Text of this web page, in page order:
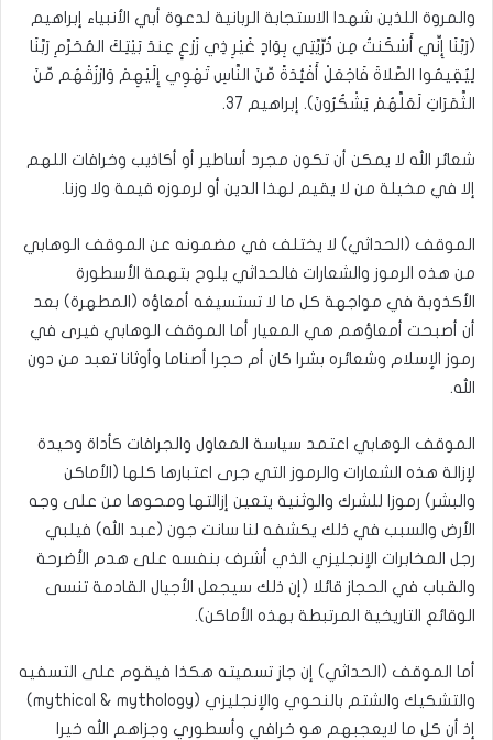
والمروة اللذين شهدا الاستجابة الربانية لدعوة أبي الأنبياء إبراهيم
(رَبَّنَا إِنِّي أَسْكَنتُ مِن ذُرِّيَّتِي بِوَادٍ غَيْرِ ذِي زَرْعٍ عِندَ بَيْتِكَ المُحَرَّمِ رَبَّنَا
لِيُقِيمُوا الصَّلاةَ فَاجْعَلْ أَفْئِدَةً مِّنَ النَّاسِ تَهْوِي إِلَيْهِمْ وَارْزُقْهُم مِّنَ
الثَّمَرَاتِ لَعَلَّهُمْ يَشْكُرُونَ). إبراهيم 37.
شعائر الله لا يمكن أن تكون مجرد أساطير أو أكاذيب وخرافات اللهم
إلا في مخيلة من لا يقيم لهذا الدين أو لرموزه قيمة ولا وزنا.
الموقف (الحداثي) لا يختلف في مضمونه عن الموقف الوهابي
من هذه الرموز والشعارات فالحداثي يلوح بتهمة الأسطورة
الأكذوبة في مواجهة كل ما لا تستسيغه أمعاؤه (المطهرة) بعد
أن أصبحت أمعاؤهم هي المعيار أما الموقف الوهابي فيرى في
رموز الإسلام وشعائره بشرا كان أم حجرا أصناما وأوثانا تعبد من دون
الله.
الموقف الوهابي اعتمد سياسة المعاول والجرافات كأداة وحيدة
لإزالة هذه الشعارات والرموز التي جرى اعتبارها كلها (الأماكن
والبشر) رموزا للشرك والوثنية يتعين إزالتها ومحوها من على وجه
الأرض والسبب في ذلك يكشفه لنا سانت جون (عبد الله) فيلبي
رجل المخابرات الإنجليزي الذي أشرف بنفسه على هدم الأضرحة
والقباب في الحجاز قائلا (إن ذلك سيجعل الأجيال القادمة تنسى
الوقائع التاريخية المرتبطة بهذه الأماكن).
أما الموقف (الحداثي) إن جاز تسميته هكذا فيقوم على التسفيه
والتشكيك والشتم بالنحوي والإنجليزي (mythical & mythology)
إذ أن كل ما لايعجبهم هو خرافي وأسطوري وجزاهم الله خيرا